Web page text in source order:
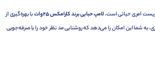
امری حیاتی است،لامپ حبابی برند کارامکس 25 وات
با بهره‌گیری از
به شما این امکان را می‌دهد که روشنایی مد نظر خود را با صرفه‌جویی